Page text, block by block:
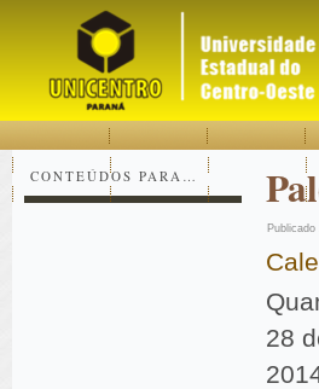
CONTEÚDOS PARA…
Publicado
28